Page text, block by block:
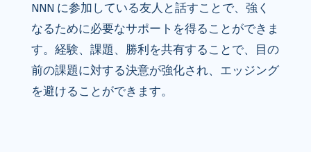
NNN に参加している友人と話すことで、強く
なるために必要なサポートを得ることができま
す。経験、課題、勝利を共有することで、目の
前の課題に対する決意が強化され、エッジング
を避けることができます。